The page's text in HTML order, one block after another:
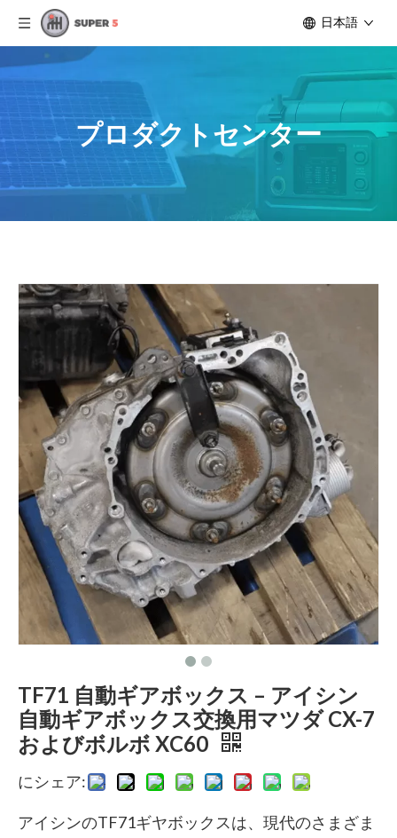
日本語
プロダクトセンター
TF71 自動ギアボックス – アイシン
自動ギアボックス交換用マツダ CX-7
およびボルボ XC60
にシェア:
アイシンのTF71ギヤボックスは、現代のさまざま